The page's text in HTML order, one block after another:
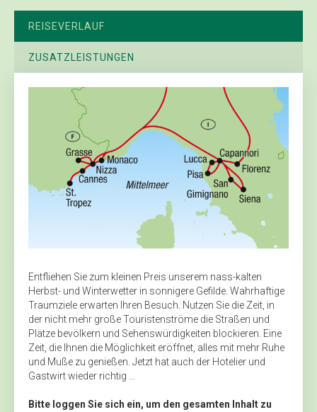
REISEVERLAUF
ZUSATZLEISTUNGEN
Entfliehen Sie zum kleinen Preis unserem nass-kalten
Herbst- und Winterwetter in sonnigere Gefilde. Wahrhaftige
Traumziele erwarten Ihren Besuch. Nutzen Sie die Zeit, in
der nicht mehr große Touristenströme die Straßen und
Plätze bevölkern und Sehenswürdigkeiten blockieren. Eine
Zeit, die Ihnen die Möglichkeit eröffnet, alles mit mehr Ruhe
und Muße zu genießen. Jetzt hat auch der Hotelier und
Gastwirt wieder richtig ...
Bitte loggen Sie sich ein, um den gesamten Inhalt zu